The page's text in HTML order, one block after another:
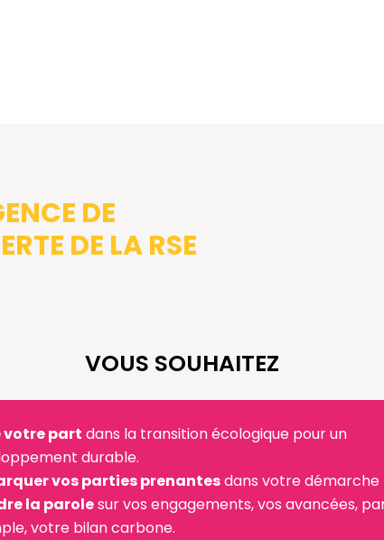
DE
DE LA RSE
VOUS SOUHAITEZ
votre part dans la transition écologique pour un
durable.
vos parties prenantesdans votre démarche
la parolesur vos engagements, vos avancées,
votre bilan carbone.